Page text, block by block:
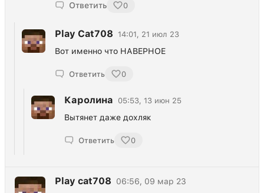
Ответить 0
Play Cat708 14:01, 21 июл 23
Вот именно что НАВЕРНОЕ
Ответить 0
Каролина 05:53, 13 июн 25
Вытянет даже дохляк
Ответить 0
Play cat708
06:56, 09 мар 23